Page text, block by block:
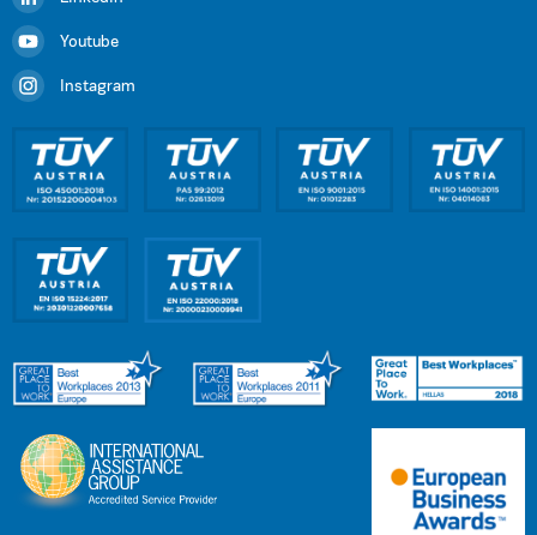
Youtube
Instagram